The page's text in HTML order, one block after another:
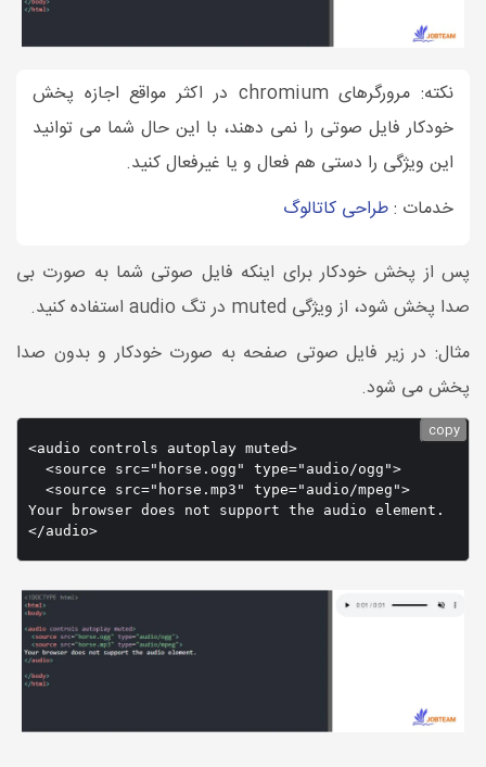
نکته: مرورگرهای chromium در اکثر مواقع اجازه پخش
خودکار فایل صوتی را نمی دهند، با این حال شما می توانید
این ویژگی را دستی هم فعال و یا غیرفعال کنید.
خدمات :طراحی کاتالوگ
پس از پخش خودکار برای اینکه فایل صوتی شما به صورت بی
صدا پخش شود، از ویژگی muted در تگ audio استفاده کنید.
مثال: در زیر فایل صوتی صفحه به صورت خودکار و بدون صدا
پخش می شود.
<audio controls autoplay muted>
  <source src="horse.ogg" type="audio/ogg">
  <source src="horse.mp3" type="audio/mpeg">
Your browser does not support the audio element.
copy